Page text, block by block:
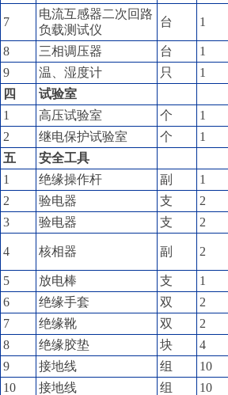
7
电流互感器二次回路
负载测试仪
台 1
8 三相调压器 台 1
9
温、湿度计 只
1
四
试验室
1
高压试验室 个
1
2
继电保护试验室 个
1
五
安全工具
1
绝缘操作杆 副 1
2
验电器 支 2
3
验电器 支 2
4 核相器 副 2
5 放电棒 支 1
6
绝缘手套 双 2
7
绝缘靴 双 2
8
绝缘胶垫 块
4
9
接地线 组 10
10
接地线 组 10